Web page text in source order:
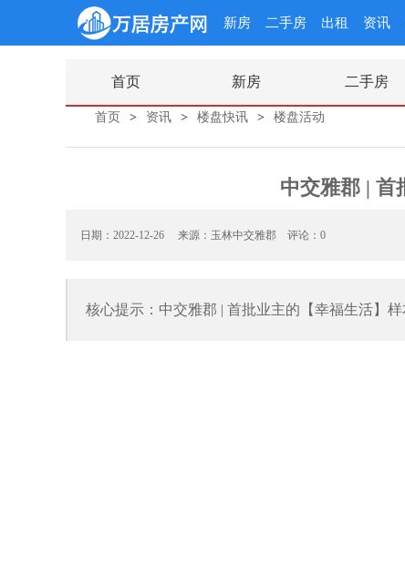
新房 二手房 出租 资讯
首页 新房 二手房
首页 > 资讯 > 楼盘快讯 > 楼盘活动
中交雅郡 | 首
日期：2022-12-26 来源：玉林中交雅郡 评论：0
核心提示：中交雅郡 | 首批业主的【幸福生活】样